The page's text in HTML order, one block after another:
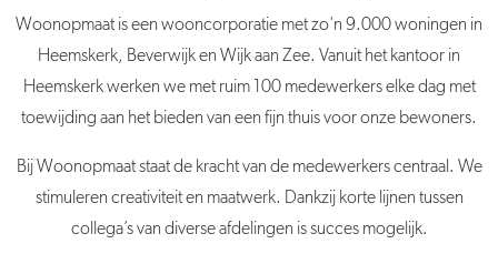
Woonopmaat is een wooncorporatie met zo'n 9.000 woningen in
Heemskerk, Beverwijk en Wijk aan Zee. Vanuit het kantoor in
Heemskerk werken we met ruim 100 medewerkers elke dag met
toewijding aan het bieden van een fijn thuis voor onze bewoners.
Bij Woonopmaat staat de kracht van de medewerkers centraal. We
stimuleren creativiteit en maatwerk. Dankzij korte lijnen tussen
collega’s van diverse afdelingen is succes mogelijk.